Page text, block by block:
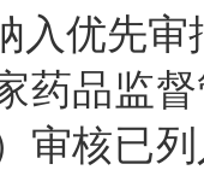
入优先审
品监督
审核已